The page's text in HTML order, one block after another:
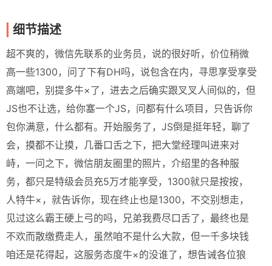
细节描述
超不爽的，微信先联系的业务员，说的很好听，价位稍微
高一些1300，问了下有DH吗，说包含在内，寻思享受享受
高端吧，别提多牛×了，进去之后确实跟叉叉人间似的，但
JS也不让选，给你塞一个JS，问都有什么项目，只告诉你
包你满意，什么都有。开始服务了，JS倒是挺年轻，聊了
会，摸都不让摸，几番口舌之下，把大堂经理叫进来对
峙，一问之下，微信朋友圈里的照片，介绍里的各种服
务，都只是特级会员充5万才能享受，1300就只是按按，
人特牛×，就告诉你，现在终止也是1300，不交别想走，
见过这么霸王硬上弓的吗，兄弟我费尽口舌了，最终也是
不欢而散缴费走人，虽然咱不是什么大款，但一千多块钱
咱还是花得起，这服务态度牛×的没谁了，想告诫各位狼